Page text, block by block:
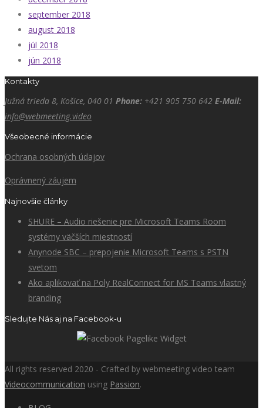
september 2018
august 2018
júl 2018
jún 2018
Kontakty
Južná trieda 8, Košice, 040 01 Phone: +421 905 750 642 E-Mail:
info@webmeeting.video
Všeobecné informácie
Ochrana osobných údajov
Oprávnený záujem
Najnovšie články
SHURE – Audio riešenie pre Microsoft Teams Room
systémy väčších miestností
Anynode SBC – prepojenie Microsoft Teams s PSTN
svetom
Ako aplikovať na Poly RealConnect for MS Teams vlastný
branding
Sledujte Nás aj na Facebook-u
All rights reserved 2020 - Crafted by webmeeting video team
Videocommunication using Passion.